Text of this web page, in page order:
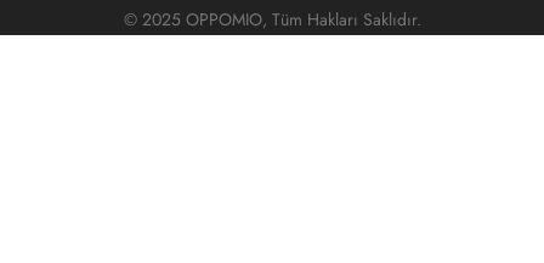
© 2025 OPPOMIO, Tüm Hakları Saklıdır.